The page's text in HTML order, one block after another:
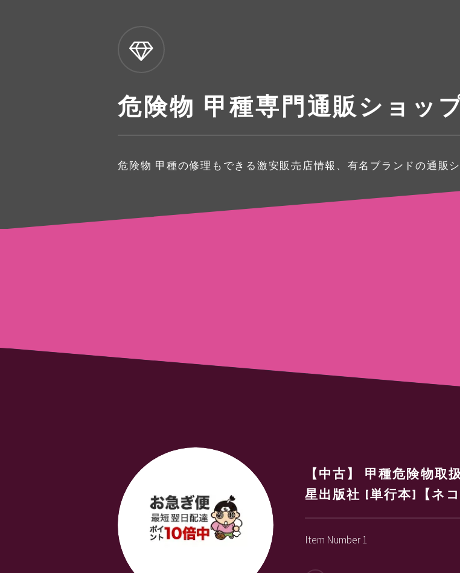
危険物 甲種専門通販ショッ
危険物 甲種の修理もできる激安販売店情報、有名ブランドの通販
【中古】 甲種危険物
星出版社 [単行本]【ネコ
Item Number 1